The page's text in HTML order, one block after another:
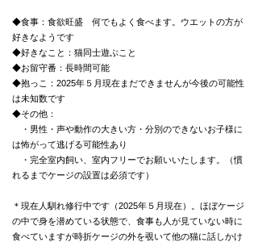
◆食事：食欲旺盛 何でもよく食べます。ウエットの方が
好きなようです
◆好きなこと：猫同士遊ぶこと
◆お留守番：長時間可能
◆抱っこ： 2025年５月現在まだできませんが今後の可能性
は未知数です
◆その他：
・ 男性・声や動作の大きい方・分別のできないお子様に
は怖がって逃げる可能性あり
・完全室内飼い、室内フリーでお願いいたします。（慣
れるまでケージの設置は必須です）
＊現在人馴れ修行中です（2025年５月現在）。ほぼケージ
の中で身を潜めている状態で、食事も人が見ていない時に
食べていますが時折ケージの外を覗いて他の猫に話しかけ